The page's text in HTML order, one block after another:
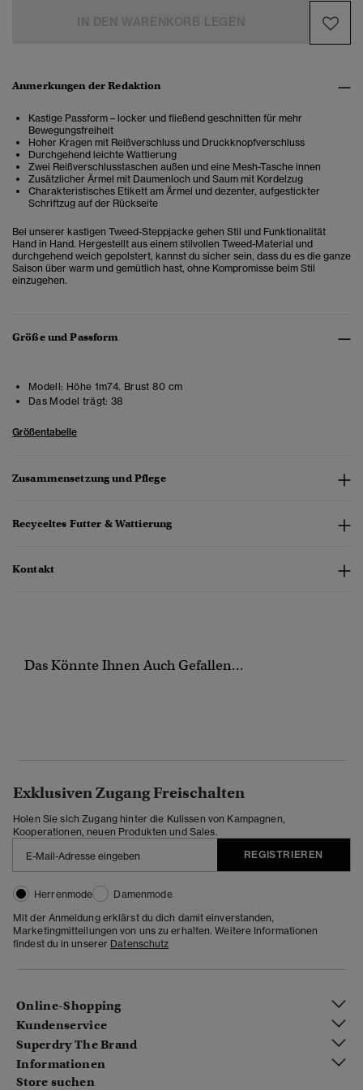
Anmerkungen der Redaktion
Kastige Passform – locker und fließend geschnitten für mehr
Bewegungsfreiheit
Hoher Kragen mit Reißverschluss und Druckknopfverschluss
Durchgehend leichte Wattierung
Zwei Reißverschlusstaschen außen und eine Mesh-Tasche innen
Zusätzlicher Ärmel mit Daumenloch und Saum mit Kordelzug
Charakteristisches Etikett am Ärmel und dezenter, aufgestickter
Schriftzug auf der Rückseite
Bei unserer kastigen Tweed-Steppjacke gehen Stil und Funktionalität
Hand in Hand. Hergestellt aus einem stilvollen Tweed-Material und
durchgehend weich gepolstert, kannst du sicher sein, dass du es die ganze
Saison über warm und gemütlich hast, ohne Kompromisse beim Stil
einzugehen.
Größe und Passform
Modell: Höhe 1m74. Brust 80 cm
Das Model trägt: 38
Größentabelle
Zusammensetzung und Pflege
Recyceltes Futter & Wattierung
Kontakt
Das Könnte Ihnen Auch Gefallen...
Exklusiven Zugang Freischalten
Holen Sie sich Zugang hinter die Kulissen von Kampagnen,
Kooperationen, neuen Produkten und Sales.
REGISTRIEREN
Herrenmode
Damenmode
Mit der Anmeldung erklärst du dich damit einverstanden,
Marketingmitteilungen von uns zu erhalten. Weitere Informationen
findest du in unserer Datenschutz
Online-Shopping
Kundenservice
Superdry The Brand
Informationen
Store suchen